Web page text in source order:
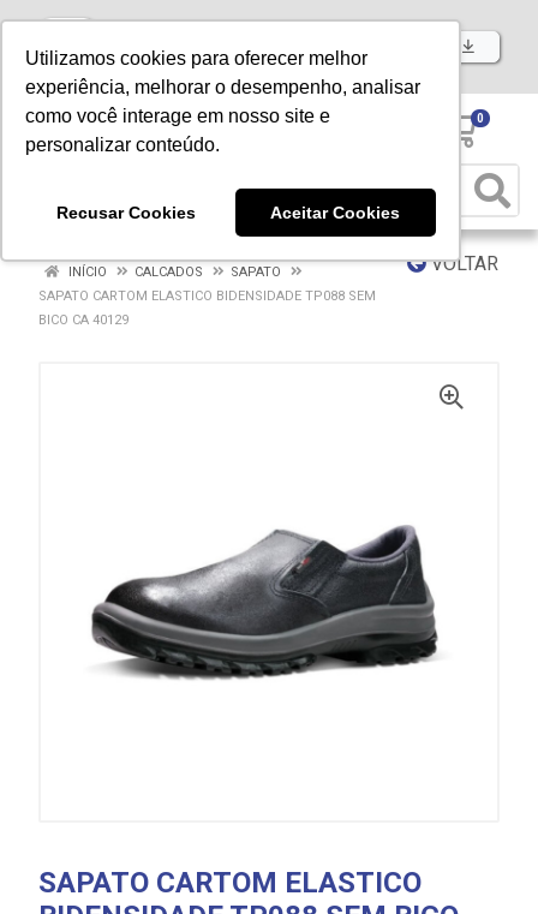
Utilizamos cookies para oferecer melhor
experiência, melhorar o desempenho, analisar
como você interage em nosso site e
personalizar conteúdo.
Recusar Cookies Aceitar Cookies
Baixe já nosso APP
0
VOLTAR
INÍCIO CALCADOS
SAPATO
SAPATO CARTOM ELASTICO BIDENSIDADE TP088 SEM
BICO CA 40129
SAPATO CARTOM ELASTICO